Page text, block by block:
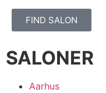
FIND SALON
SALONER
Aarhus